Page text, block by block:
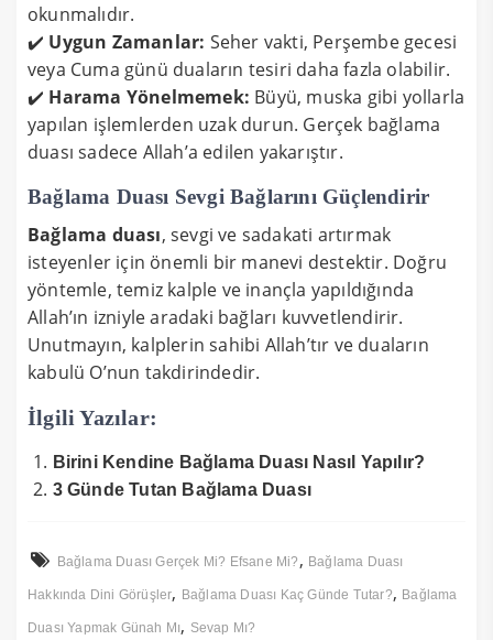
okunmalıdır.
✔️ Uygun Zamanlar: Seher vakti, Perşembe gecesi
veya Cuma günü duaların tesiri daha fazla olabilir.
✔️ Harama Yönelmemek: Büyü, muska gibi yollarla
yapılan işlemlerden uzak durun. Gerçek bağlama
duası sadece Allah’a edilen yakarıştır.
Bağlama Duası Sevgi Bağlarını Güçlendirir
Bağlama duası, sevgi ve sadakati artırmak
isteyenler için önemli bir manevi destektir. Doğru
yöntemle, temiz kalple ve inançla yapıldığında
Allah’ın izniyle aradaki bağları kuvvetlendirir.
Unutmayın, kalplerin sahibi Allah’tır ve duaların
kabulü O’nun takdirindedir.
İlgili Yazılar:
Birini Kendine Bağlama Duası Nasıl Yapılır?
3 Günde Tutan Bağlama Duası
Bağlama Duası Gerçek Mi? Efsane Mi? , Bağlama Duası
Hakkında Dini Görüşler, Bağlama Duası Kaç Günde Tutar?, Bağlama
Duası Yapmak Günah Mı, Sevap Mı?